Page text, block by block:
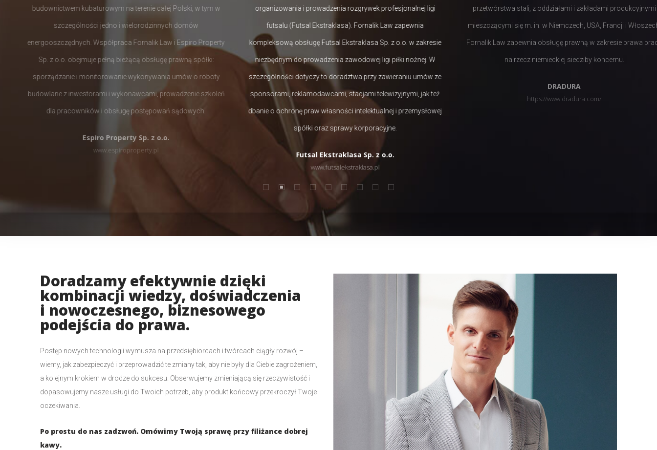
budownictwem kubaturowym na terenie całej Polski, w tym w
szczególności jedno i wielorodzinnych domów
energooszczędnych. Współpraca Fornalik Law i Espiro Property
Sp. z o.o. obejmuje pełną bieżącą obsługę prawną spółki:
sporządzanie i monitorowanie wykonywania umów o roboty
budowlane z inwestorami i wykonawcami, prowadzenie szkoleń
dla pracowników i obsługę postępowań sądowych.
Espiro Property Sp. z o.o.
www.espiroproperty.pl
organizowania i prowadzenia rozgrywek profesjonalnej ligi
futsalu (Futsal Ekstraklasa). Fornalik Law zapewnia
kompleksową obsługę Futsal Ekstraklasa Sp. z o.o. w zakresie
niezbędnym do prowadzenia zawodowej ligi piłki nożnej. W
szczególności dotyczy to doradztwa przy zawieraniu umów ze
sponsorami, reklamodawcami, stacjami telewizyjnymi, jak też
dbanie o ochronę praw własności intelektualnej i przemysłowej
spółki oraz sprawy korporacyjne.
Futsal Ekstraklasa Sp. z o.o.
www.futsalekstraklasa.pl
przetwórstwa stali, z oddziałami i zakładami produkcyjnymi
mieszczącymi się m. in. w Niemczech, USA, Francji i Włoszech.
Fornalik Law zapewnia obsługę prawną w zakresie prawa pracy
na rzecz niemieckiej siedziby koncernu.
DRADURA
https://www.dradura.com/
Doradzamy efektywnie dzięki
kombinacji wiedzy, doświadczenia
i nowoczesnego, biznesowego
podejścia do prawa.
Postęp nowych technologii wymusza na przedsiębiorcach i twórcach ciągły rozwój –
wiemy, jak zabezpieczyć i przeprowadzić te zmiany tak, aby nie były dla Ciebie zagrożeniem,
a kolejnym krokiem w drodze do sukcesu. Obserwujemy zmieniającą się rzeczywistość i
dopasowujemy nasze usługi do Twoich potrzeb, aby produkt końcowy przekroczył Twoje
oczekiwania.
Po prostu do nas zadzwoń. Omówimy Twoją sprawę przy filiżance dobrej
kawy.